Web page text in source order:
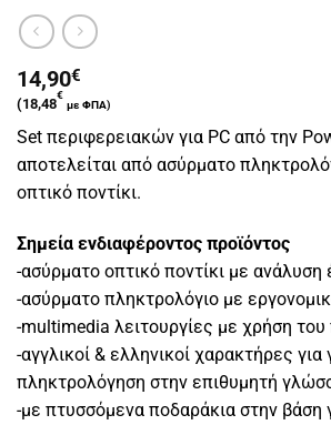
14,90€
(18,48
€
με ΦΠΑ)
Set περιφερειακών για PC από την
αποτελείται από ασύρματο
οπτικό ποντίκι.
Σημεία ενδιαφέροντος προϊόντος
-ασύρματο οπτικό ποντίκι με
-ασύρματο πληκτρολόγιο με
-multimedia λειτουργίες με χρήση
-αγγλικοί & ελληνικοί χαρακτήρες για
πληκτρολόγηση στην επιθυμητή
-με πτυσσόμενα ποδαράκια στην βάση